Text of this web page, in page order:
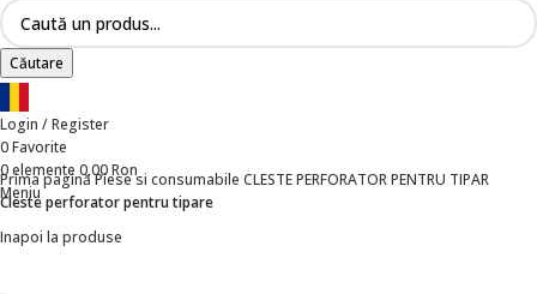
Căutare
Login / Register
0Favorite
0elemente 0,00Ron
Meniu
Prima paginăPiese si consumabile CLESTE PERFORATOR PENTRU TIPAR
Cleste perforator pentru tipare
Inapoi la produse